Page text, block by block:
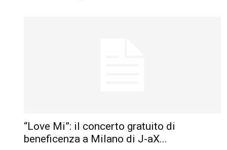
“Love Mi”: il concerto gratuito di
beneficenza a Milano di J-aX...